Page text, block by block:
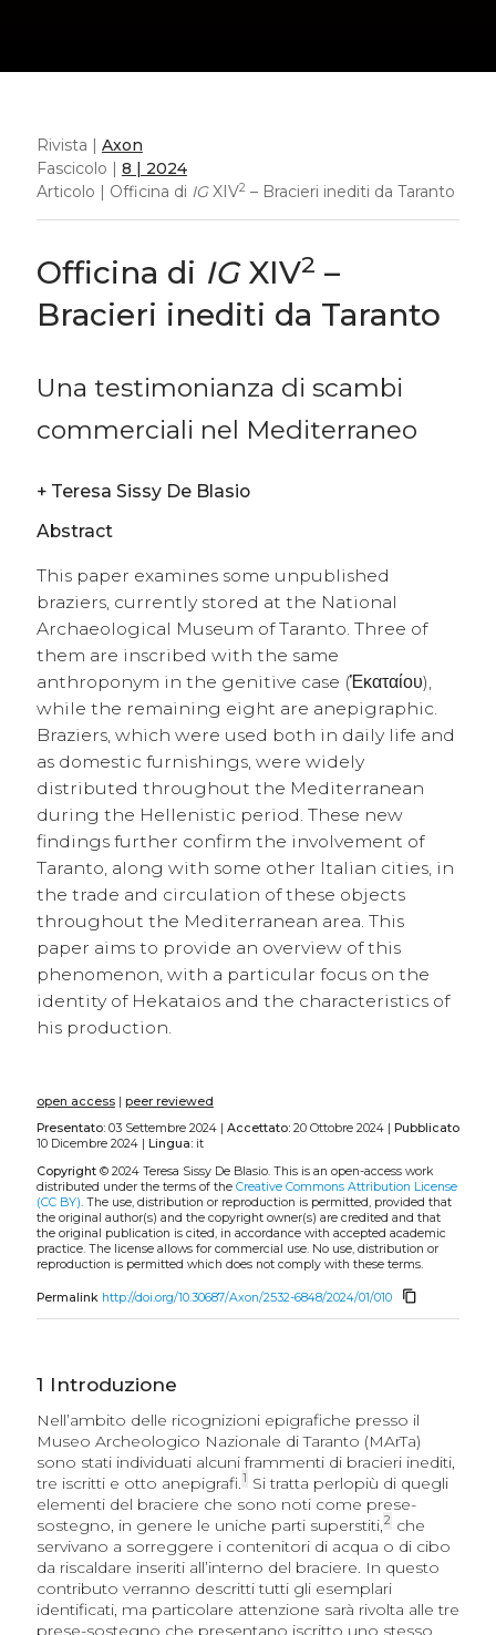
Rivista | Axon
Fascicolo | 8 | 2024
Articolo | Officina di IGXIV2 – Bracieri inediti da Taranto
Officina di IGXIV2 –
Bracieri inediti da Taranto
Una testimonianza di scambi
commerciali nel Mediterraneo
+ Teresa Sissy De Blasio
Abstract
This paper examines some unpublished
braziers, currently stored at the National
Archaeological Museum of Taranto. Three of
them are inscribed with the same
anthroponym in the genitive case (Ἑκαταίου),
while the remaining eight are anepigraphic.
Braziers, which were used both in daily life and
as domestic furnishings, were widely
distributed throughout the Mediterranean
during the Hellenistic period. These new
findings further confirm the involvement of
Taranto, along with some other Italian cities, in
the trade and circulation of these objects
throughout the Mediterranean area. This
paper aims to provide an overview of this
phenomenon, with a particular focus on the
identity of Hekataios and the characteristics of
his production.
open access| peer reviewed
Presentato:03 Settembre 2024 | Accettato:20 Ottobre 2024 |
Pubblicato
10 Dicembre 2024 |
Lingua:it
Copyright© 2024 Teresa Sissy De Blasio. This is an open-access work
distributed under the terms of the Creative Commons Attribution License
(CC BY). The use, distribution or reproduction is permitted, provided that
the original author(s) and the copyright owner(s) are credited and that
the original publication is cited, in accordance with accepted academic
practice. The license allows for commercial use. No use, distribution or
reproduction is permitted which does not comply with these terms.
Permalink http://doi.org/10.30687/Axon/2532-6848/2024/01/010 content_copy
1 Introduzione
Nell’ambito delle ricognizioni epigrafiche presso il
Museo Archeologico Nazionale di Taranto (MArTa)
sono stati individuati alcuni frammenti di bracieri inediti,
tre iscritti e otto anepigrafi.1 Si tratta perlopiù di quegli
elementi del braciere che sono noti come prese-
sostegno, in genere le uniche parti superstiti,2 che
servivano a sorreggere i contenitori di acqua o di cibo
da riscaldare inseriti all’interno del braciere. In questo
contributo verranno descritti tutti gli esemplari
identificati, ma particolare attenzione sarà rivolta alle tre
prese-sostegno che presentano iscritto uno stesso